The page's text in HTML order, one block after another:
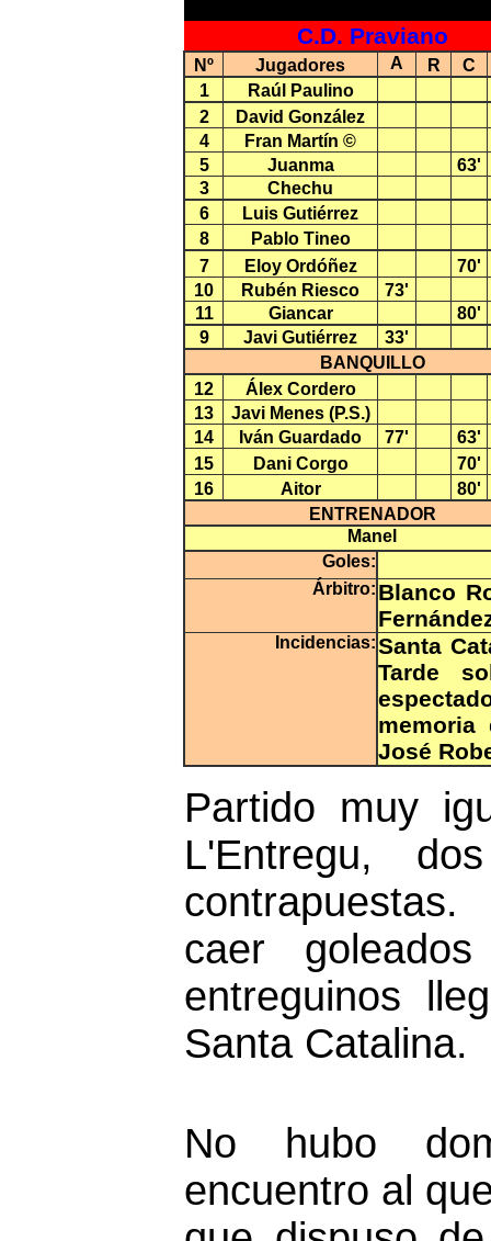
C.D. Praviano
Nº Jugadores A R
C
1
Raúl Paulino
2
David González
4
Fran Martín ©
5
Juanma
63'
3
Chechu
6
Luis Gutiérrez
8
Pablo Tineo
7
Eloy Ordóñez
70'
10
Rubén Riesco
73'
11
Giancar
80'
9
Javi Gutiérrez
33'
BANQUILLO
12
Álex Cordero
13
Javi Menes (P.S.)
14
Iván Guardado 77'
63'
15
Dani Corgo
70'
16
Aitor
80'
ENTRENADOR
Manel
Goles:
Árbitro: Blanco
Incidencias:Santa
Tarde
memoria
José
Partido muy
L'Entregu,
caer
entreguinos
Santa Catalina.
No hubo
encuentro al